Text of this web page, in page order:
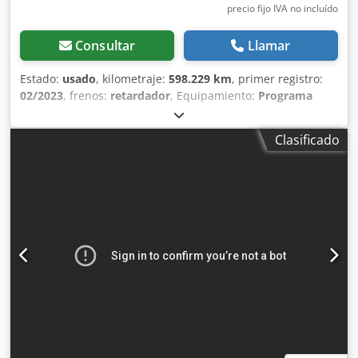
precio fijo IVA no incluído
Consultar Llamar
Estado: usado, kilometraje: 598.229 km, primer registro:
02/2023, frenos: retardador, Equipamiento: Programa
electrónico de estabilidad (ESP), sistema de navegación
Climatizador automático + sistema de climatización para
estacionamiento, motor de 480 CV / 355 kW, norma Euro 6,
conductor XG, iluminación interior LED, paquete Vision,
faros LED con función de giro, luces LED en el techo, luces
Clasificado